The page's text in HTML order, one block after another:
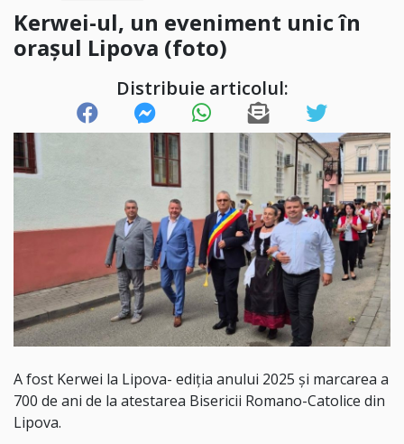
Kerwei-ul, un eveniment unic în
orașul Lipova (foto)
Distribuie articolul:
A fost Kerwei la Lipova- ediția anului 2025 și marcarea a
700 de ani de la atestarea Bisericii Romano-Catolice din
Lipova.